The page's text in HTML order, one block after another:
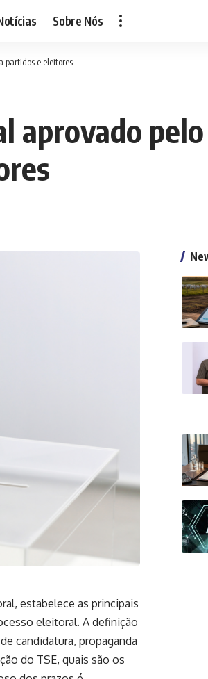
Sobre Nós
partidos e eleitores
aprovado
estabelece as principais
eleitoral. A definição
candidatura, propaganda
do TSE, quais são os